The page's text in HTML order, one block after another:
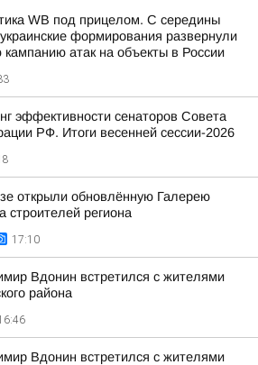
WB под прицелом. С середины
формирования развернули
кампанию атак на объекты в России
эффективности сенаторов Совета
РФ. Итоги весенней сессии-2026
открыли обновлённую Галерею
строителей региона
17:10
Вдонин встретился с жителями
района
Вдонин встретился с жителями